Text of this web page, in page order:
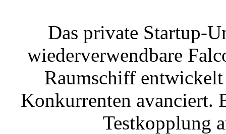
Das private Startup-
wiederverwendbare
Raumschiff
Konkurrenten avanciert.
Testkopplung